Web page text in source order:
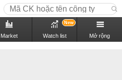
Market Watch list
New
Mở rộng